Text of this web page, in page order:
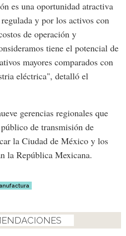
es una oportunidad atractiva
y por los activos con
de operación y
tiene el potencial de
mayores comparados con
eléctrica", detalló el
gerencias regionales que
de transmisión de
la Ciudad de México y los
la República Mexicana.